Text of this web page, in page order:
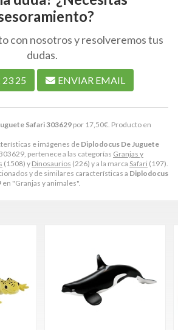
Safari 303629 por 17,50€ . Producto en
e imágenes de Diplodocus De Juguete
pertenece a las categorías Granjas y
(1508) y Dinosaurios (226) y a la marca Safari (197).
y de similares características a Diplodocus
en "Granjas y animales".
con nosotros y resolveremos tus
dudas.
23 25 ENVIAR EMAIL